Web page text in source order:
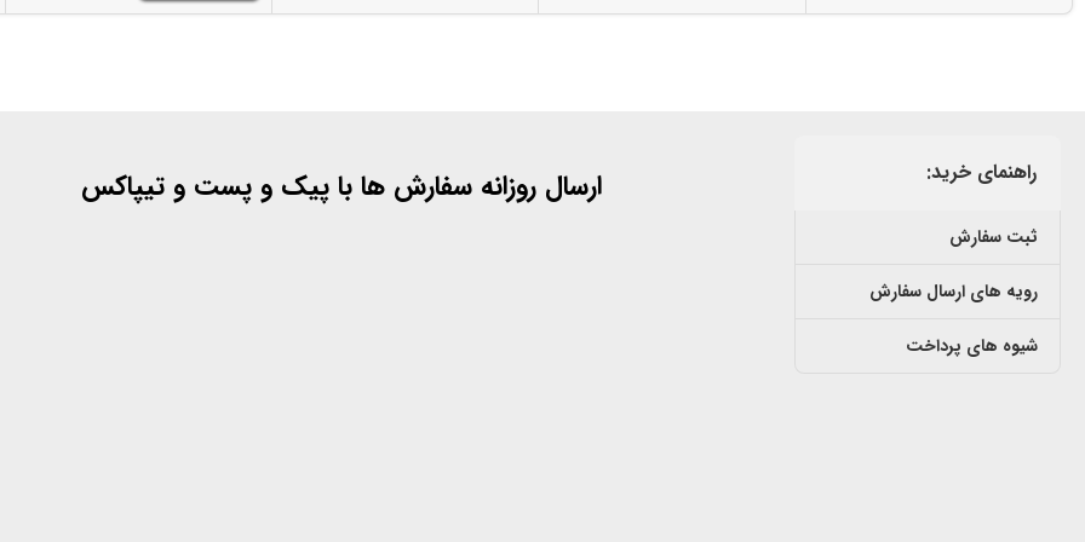
راهنمای خرید:
ثبت سفارش
رویه های ارسال سفارش
شیوه های پرداخت
ارسال روزانه سفارش ها با پیک و پست و تیپاکس